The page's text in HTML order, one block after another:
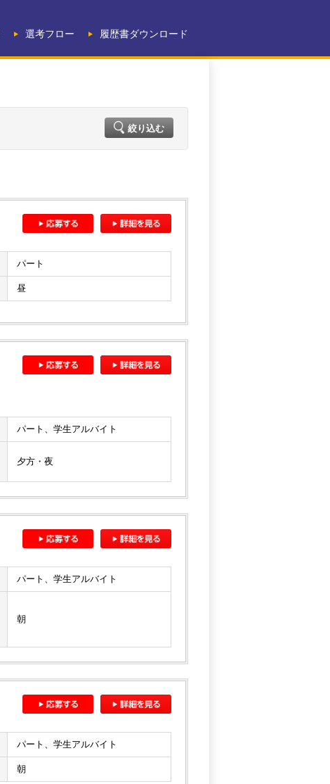
選考フロー 履歴書ダウンロード
絞り込む
パート
昼
パート、学生アルバイト
夕方・夜
パート、学生アルバイト
朝
パート、学生アルバイト
朝